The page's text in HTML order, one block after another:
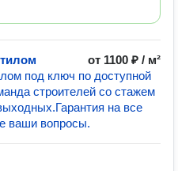
от 1100 ₽ / м²
под ключ по доступной
строителей со стажем
на все
ваши вопросы.